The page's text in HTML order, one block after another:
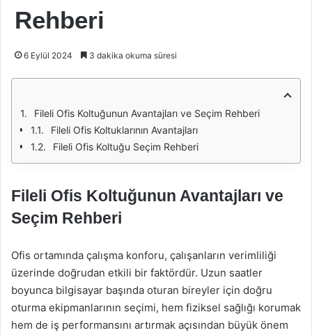
Rehberi
6 Eylül 2024 3 dakika okuma süresi
Fileli Ofis Koltuğunun Avantajları ve Seçim Rehberi
Fileli Ofis Koltuklarının Avantajları
Fileli Ofis Koltuğu Seçim Rehberi
Fileli Ofis Koltuğunun Avantajları ve
Seçim Rehberi
Ofis ortamında çalışma konforu, çalışanların verimliliği
üzerinde doğrudan etkili bir faktördür. Uzun saatler
boyunca bilgisayar başında oturan bireyler için doğru
oturma ekipmanlarının seçimi, hem fiziksel sağlığı korumak
hem de iş performansını artırmak açısından büyük önem